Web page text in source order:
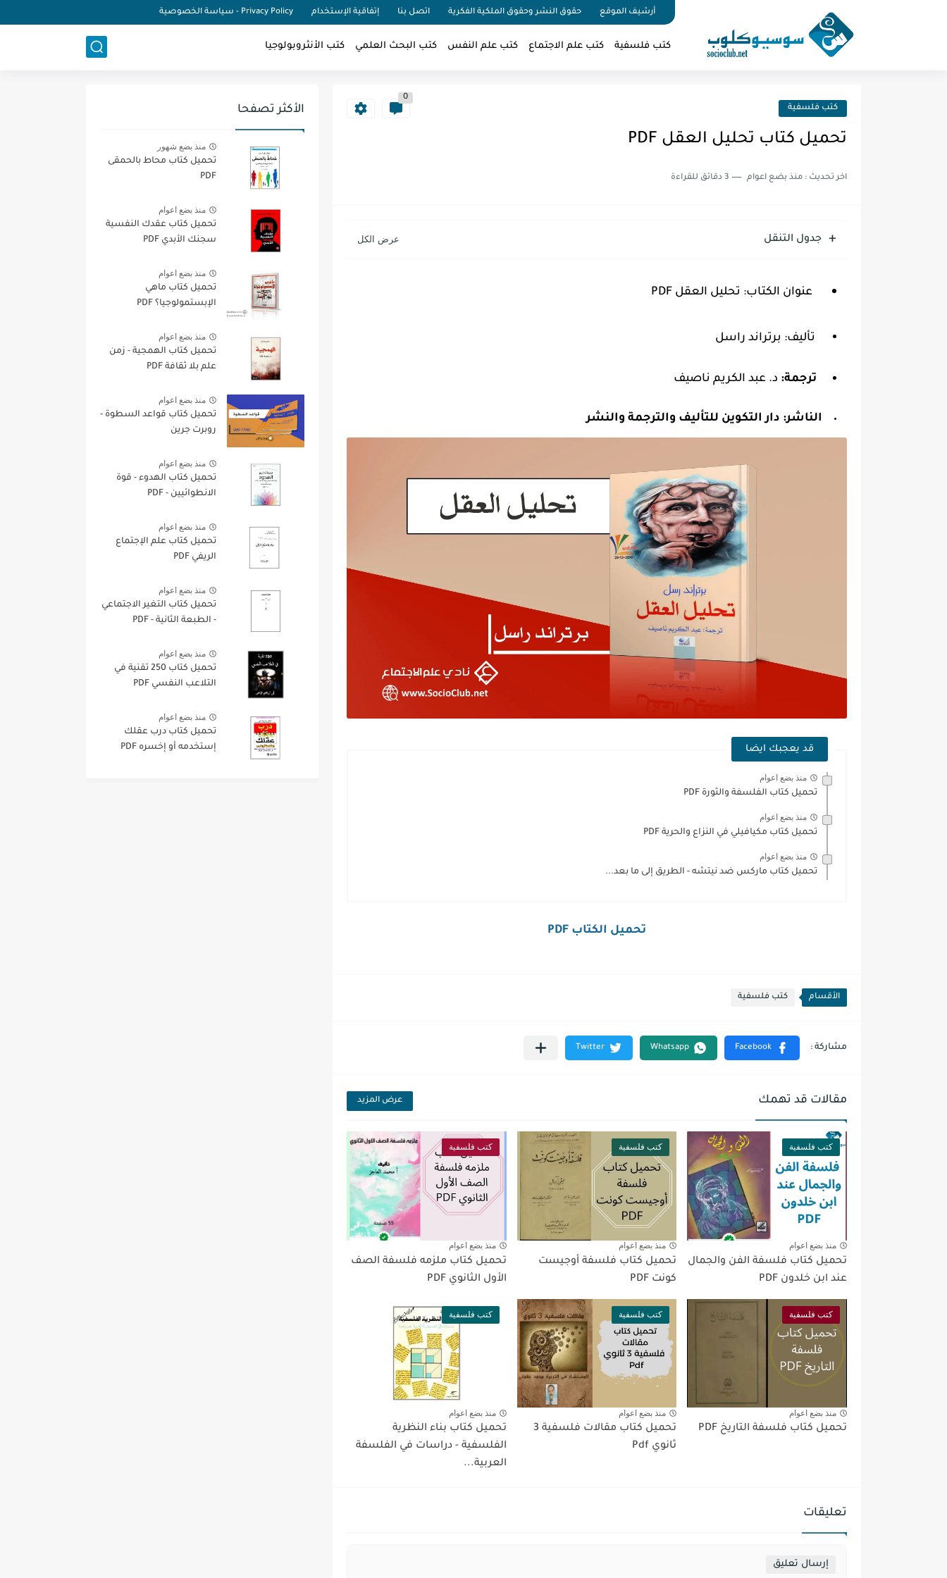
أرشيف الموقع حقوق النشر وحقوق الملكية الفكرية اتصل بنا إتفاقية الإستخدام Privacy Policy - سياسة الخصوصية
كتب فلسفية كتب علم الاجتماع كتب علم النفس كتب البحث العلمي كتب الأنثروبولوجيا
كتب فلسفية
0
تحميل كتاب تحليل العقل PDF
اخر تحديث : منذ بضع اعوام 3 دقائق للقراءة
جدول التنقل
عنوان الكتاب: تحليل العقل PDF
تأليف: برتراند راسل
ترجمة: د. عبد الكريم ناصيف
الناشر: دار التكوين للتأليف والترجمة والنشر
قد يعجبك ايضا
منذ بضع اعوام
تحميل كتاب الفلسفة والثورة PDF
منذ بضع اعوام
تحميل كتاب مكيافيلي في النزاع والحرية PDF
منذ بضع اعوام
تحميل كتاب ماركس ضد نيتشه - الطريق إلى ما بعد...
تحميل الكتاب PDF
الأقسام كتب فلسفية
مقالات قد تهمك عرض المزيد
كتب فلسفية
منذ بضع اعوام
تحميل كتاب فلسفة الفن والجمال
عند ابن خلدون PDF
كتب فلسفية
منذ بضع اعوام
تحميل كتاب فلسفة أوجيست
كونت PDF
كتب فلسفية
منذ بضع اعوام
تحميل كتاب ملزمه فلسفة الصف
الأول الثانوي PDF
كتب فلسفية
منذ بضع اعوام
تحميل كتاب فلسفة التاريخ PDF
كتب فلسفية
منذ بضع اعوام
تحميل كتاب مقالات فلسفية 3
ثانوي Pdf
كتب فلسفية
منذ بضع اعوام
تحميل كتاب بناء النظرية
الفلسفية - دراسات في الفلسفة
العربية...
تعليقات
إرسال تعليق
الأكثر تصفحا
منذ بضع شهور
تحميل كتاب محاط بالحمقى
PDF
منذ بضع اعوام
تحميل كتاب عقدك النفسية
سجنك الأبدي PDF
منذ بضع اعوام
تحميل كتاب ماهي
الإبستمولوجيا؟ PDF
منذ بضع اعوام
تحميل كتاب الهمجية - زمن
علم بلا ثقافة PDF
منذ بضع اعوام
تحميل كتاب قواعد السطوة -
روبرت جرين
منذ بضع اعوام
تحميل كتاب الهدوء - قوة
الانطوائيين - PDF
منذ بضع اعوام
تحميل كتاب علم الإجتماع
الريفي PDF
منذ بضع اعوام
تحميل كتاب التغير الاجتماعي
- الطبعة الثانية - PDF
منذ بضع اعوام
تحميل كتاب 250 تقنية في
التلاعب النفسي PDF
منذ بضع اعوام
تحميل كتاب درب عقلك
إستخدمه أو إخسره PDF